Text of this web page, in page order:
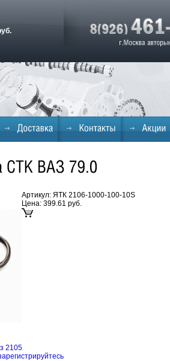
Артикул: ЯТК 2106-1000-100-10S
Цена: 399.61 руб.
2105